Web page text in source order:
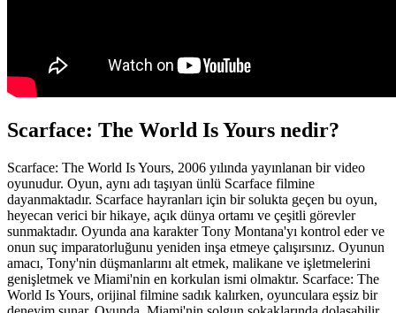
Scarface: The World Is Yours nedir?
Scarface: The World Is Yours, 2006 yılında yayınlanan bir video
oyunudur. Oyun, aynı adı taşıyan ünlü Scarface filmine
dayanmaktadır. Scarface hayranları için bir solukta geçen bu oyun,
heyecan verici bir hikaye, açık dünya ortamı ve çeşitli görevler
sunmaktadır. Oyunda ana karakter Tony Montana'yı kontrol eder ve
onun suç imparatorluğunu yeniden inşa etmeye çalışırsınız. Oyunun
amacı, Tony'nin düşmanlarını alt etmek, malikane ve işletmelerini
genişletmek ve Miami'nin en korkulan ismi olmaktır. Scarface: The
World Is Yours, orijinal filmine sadık kalırken, oyunculara eşsiz bir